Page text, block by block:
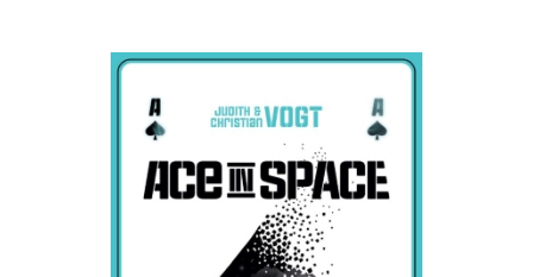
Won
Nina
Kay"